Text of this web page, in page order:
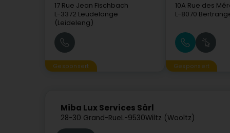
17 Rue Jean Fischbach
L-3372 Leudelange
(Leideleng)
Gesponsert
10A Rue des
L-8070
Gesponsert
Miba Lux Services Sàrl
28-30 Grand-RueL-9530Wiltz (Wooltz)